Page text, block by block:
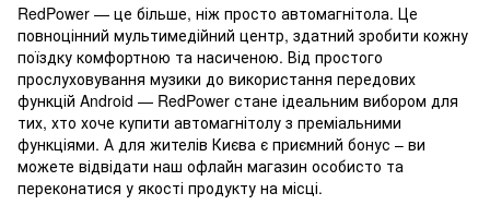
RedPower — це більше, ніж просто автомагнітола. Це
повноцінний мультимедійний центр, здатний зробити кожну
поїздку комфортною та насиченою. Від простого
прослуховування музики до використання передових
функцій Android — RedPower стане ідеальним вибором для
тих, хто хоче купити автомагнітолу з преміальними
функціями. А для жителів Києва є приємний бонус – ви
можете відвідати наш офлайн магазин особисто та
переконатися у якості продукту на місці.